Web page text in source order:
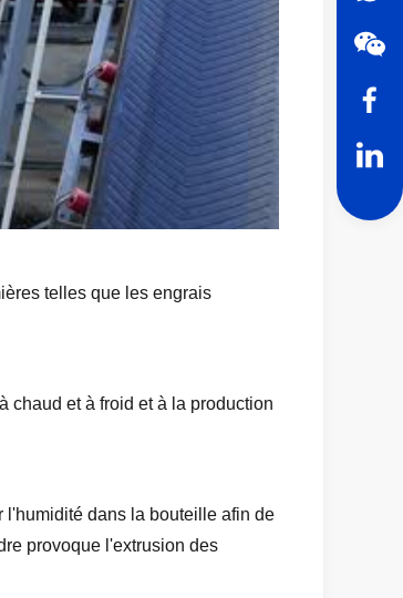
telles que les engrais
chaud et à froid et à la production
l'humidité dans la bouteille afin de
provoque l'extrusion des